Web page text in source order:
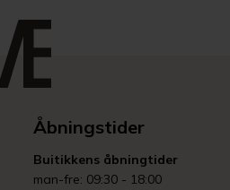
Åbningstider
Buitikkens åbningtider
man-fre: 09:30 - 18:00